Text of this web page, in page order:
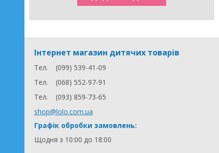
Інтернет магазин дитячих товарів
Тел.
(099) 539-41-09
Тел.
(068) 552-97-91
Тел.
(093) 859-73-65
shop@lolo.com.ua
Графік обробки замовлень:
Щодня з 10:00 до 18:00